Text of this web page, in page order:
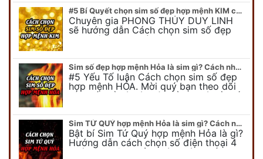
#5 Bí Quyết chọn sim số đẹp hợp mệnh KIM chuẩn xác nhất
Chuyên gia PHONG THỦY DUY LINH
sẽ hướng dẫn Cách chọn sim số đẹp
hợp mệnh KIM. Mời quý bạn theo dõi
Sim số đẹp hợp mệnh Hỏa là sim gì? Cách nhận biết sim đẹp hợp mệnh Hỏa
#5 Yếu Tố luận Cách chọn sim số đẹp
hợp mệnh HỎA. Mời quý bạn theo dõi
bài viết để có cái nhìn tổng quát về số
Sim TỨ QUÝ hợp mệnh Hỏa là sim gì? Cách nhận biết sim tứ quý hợp mệnh Hỏa
Bật bí Sim Tứ Quý hợp mệnh Hỏa là gì?
Hướng dẫn cách chọn số điện thoại 4
quý hợp mệnh Hỏa chính xác nhất.